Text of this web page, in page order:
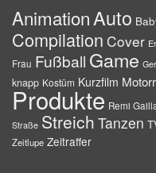
AnimationAuto
Compilation Cover
Frau Fußball Game
knapp Kostüm Kurzfilm
Produkte Remi
Straße Streich Tanzen
Zeitlupe Zeitraffer